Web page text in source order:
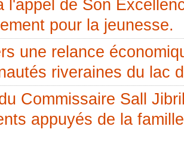
l'appel de Son
pour la jeunesse.
une relance
riveraines du lac
Commissaire Sall
appuyés de la